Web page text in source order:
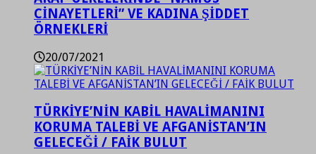
CİNAYETLERİ” VE KADINA ŞİDDET
ÖRNEKLERİ
20/07/2021
TÜRKİYE’NİN KABİL HAVALİMANINI
KORUMA TALEBİ VE AFGANİSTAN’IN
GELECEĞİ / FAİK BULUT